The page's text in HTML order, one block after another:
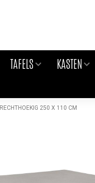
TAFELS KASTEN
250 X 110 CM